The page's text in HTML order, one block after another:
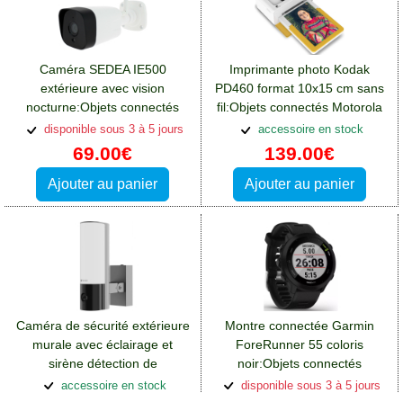
Caméra SEDEA IE500
extérieure avec vision
nocturne:Objets connectés
Motorola Moto E32S
disponible sous 3 à 5 jours
69.00€
Ajouter au panier
Imprimante photo Kodak
PD460 format 10x15 cm sans
fil:Objets connectés Motorola
Moto E32S
accessoire en stock
139.00€
Ajouter au panier
Caméra de sécurité extérieure
murale avec éclairage et
sirène détection de
mouvement
accessoire en stock
Montre connectée Garmin
ForeRunner 55 coloris
noir:Objets connectés
Motorola Moto E32S
disponible sous 3 à 5 jours